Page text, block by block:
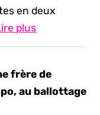
en deux
plus
frère de
au ballottage